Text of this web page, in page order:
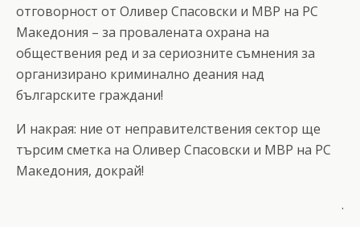
отговорност от Оливер Спасовски и МВР на РС
Македония – за провалената охрана на
обществения ред и за сериозните съмнения за
организирано криминално деания над
българските граждани!
И накрая: ние от неправителствения сектор ще
търсим сметка на Оливер Спасовски и МВР на РС
Македония, докрай!
.